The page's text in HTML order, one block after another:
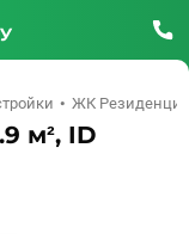
ЖК
м², ID